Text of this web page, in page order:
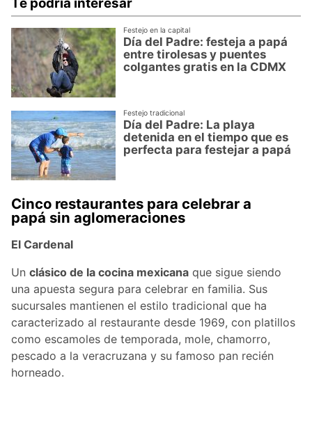
Festejo en la capital
Día del Padre: festeja a papá
entre tirolesas y puentes
colgantes gratis en la CDMX
Festejo tradicional
Día del Padre: La playa
detenida en el tiempo que es
perfecta para festejar a papá
Cinco restaurantes para celebrar a
papá sin aglomeraciones
El Cardenal
Un clásico de la cocina mexicana que sigue siendo
una apuesta segura para celebrar en familia. Sus
sucursales mantienen el estilo tradicional que ha
caracterizado al restaurante desde 1969, con platillos
como escamoles de temporada, mole, chamorro,
pescado a la veracruzana y su famoso pan recién
horneado.